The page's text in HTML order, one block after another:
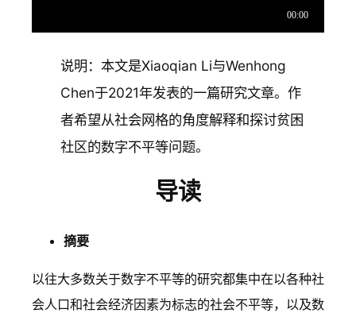
说明：本文是Xiaoqian Li与Wenhong
Chen于2021年发表的一篇研究文章。作
者希望从社会网格的角度解释和探讨贫困
社区的数字不平等问题。
导读
摘要
以往大多数关于数字不平等的研究都集中在以各种社
会人口和社会经济因素为标志的社会不平等，以及数